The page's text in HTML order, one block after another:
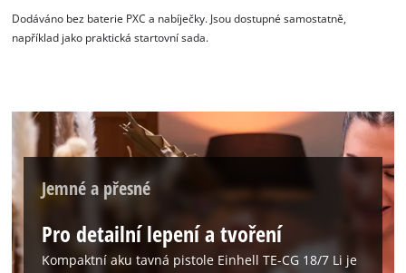
K načtení služby Google Maps
potřebujeme váš souhlas!
This content is not permitted to load due
to trackers that are not disclosed to the
Dodáváno bez baterie PXC a nabíječky. Jsou dostupné samostatně,
například jako praktická startovní sada.
Jemné a přesné
Pro detailní lepení a tvoření
Kompaktní aku tavná pistole Einhell TE-CG 18/7 Li je